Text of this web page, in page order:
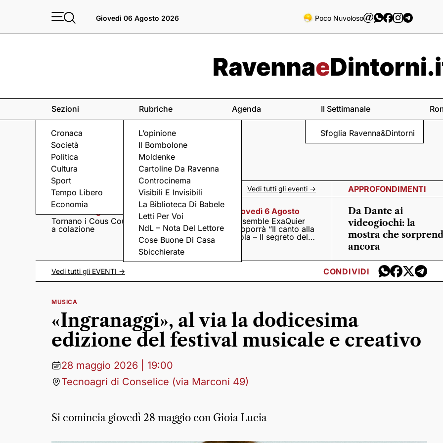
Giovedì 06 Agosto 2026 Poco Nuvoloso
Sezioni
Cronaca
Società
Politica
Cultura
Sport
Tempo Libero
Economia
Rubriche
L’opinione
Il Bombolone
Moldenke
Cartoline Da Ravenna
Controcinema
Visibili E Invisibili
La Biblioteca Di Babele
Letti Per Voi
NdL – Nota Del Lettore
Cose Buone Di Casa
Sbicchierate
Agenda Il Settimanale
Sfoglia Ravenna&Dintorni
Eventi a Ravenna e dintorni Vedi tutti gli eventi ->
Tornano i Cous Cous
a colazione
Giovedì 6 Agosto
Visita serale nella
Pieve romanica di
San Pietro in Sylvis
Giovedì 6 Agosto
Ensemble ExaQuier
proporrà “Il canto alla
viola – Il segreto del
APPROFONDIMENTI
Da Dante ai
videogiochi: la
mostra che
ancora
Vedi tutti gli EVENTI -> CONDIVIDI
MUSICA
«Ingranaggi», al via la dodicesima
edizione del festival musicale e creativo
28 maggio 2026 | 19:00
Tecnoagri di Conselice (via Marconi 49)
Si comincia giovedì 28 maggio con Gioia Lucia